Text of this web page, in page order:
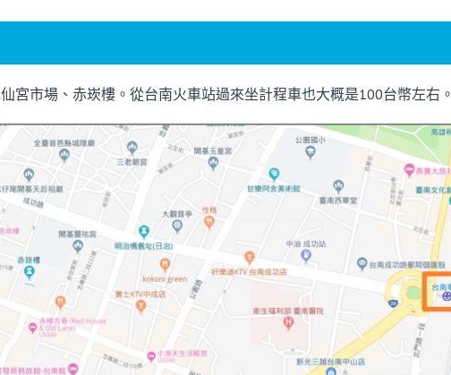
宮市場、赤崁樓。從台南火車站過來坐計程車也大概是100台幣左右。